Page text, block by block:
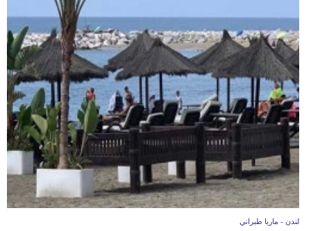
لندن - ماريا طبراني